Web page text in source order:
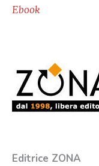
Ebook
Editrice ZONA